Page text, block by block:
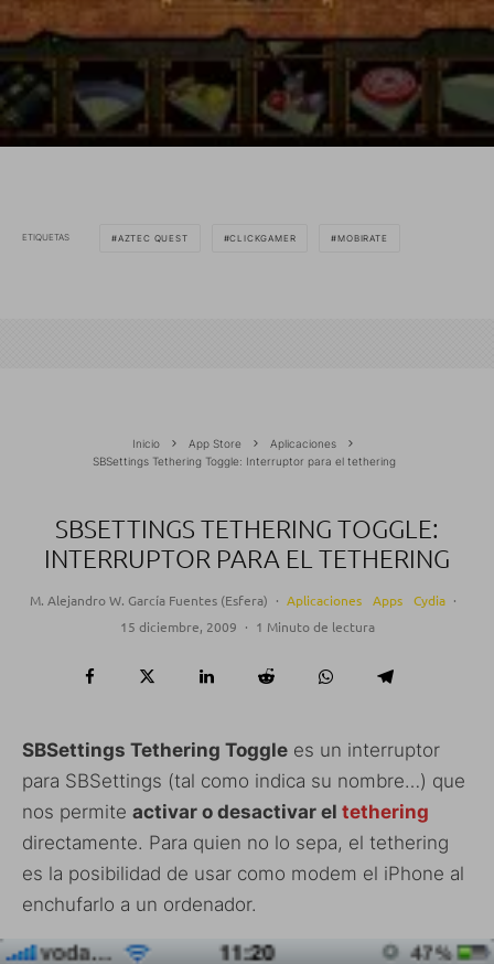
ETIQUETAS AZTEC QUEST CLICKGAMER MOBIRATE
Inicio App Store
Aplicaciones
SBSettings Tethering Toggle: Interruptor para el tethering
SBSETTINGS TETHERING TOGGLE:
INTERRUPTOR PARA EL TETHERING
M. Alejandro W. García Fuentes (Esfera) · Aplicaciones Apps Cydia ·
15 diciembre, 2009 · 1 Minuto de lectura
SBSettings Tethering Toggle es un interruptor
para SBSettings (tal como indica su nombre…) que
nos permite activar o desactivar el tethering
directamente. Para quien no lo sepa, el tethering
es la posibilidad de usar como modem el iPhone al
enchufarlo a un ordenador.